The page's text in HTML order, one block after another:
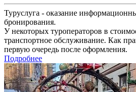
Туруслуга - оказание
бронирования.
У некоторых туроператоров в
транспортное обслуживание. Как
первую очередь после оформления.
Подробнее